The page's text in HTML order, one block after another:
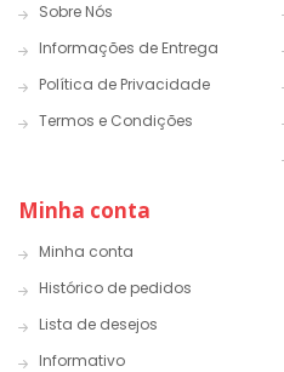
Sobre Nós
Informações de Entrega
Política de Privacidade
Termos e Condições
Minha conta
Minha conta
Histórico de pedidos
Lista de desejos
Informativo